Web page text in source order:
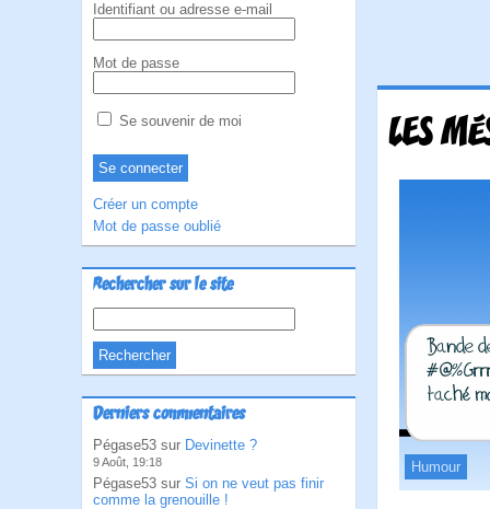
Identifiant ou adresse e-mail
Mot de passe
Se souvenir de moi
Créer un compte
Mot de passe oublié
Rechercher sur le site
Derniers commentaires
Pégase53 sur Devinette ?
9 Août, 19:18
Pégase53 sur Si on ne veut pas finir
comme la grenouille !
LES
Humour